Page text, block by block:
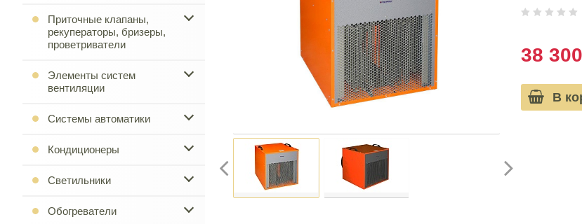
Приточные клапаны,
рекуператоры, бризеры,
проветриватели
Элементы систем
вентиляции
Системы автоматики
Кондиционеры
Светильники
Обогреватели
38
В